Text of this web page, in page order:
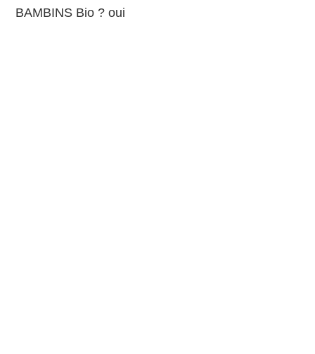
BAMBINS Bio ? oui